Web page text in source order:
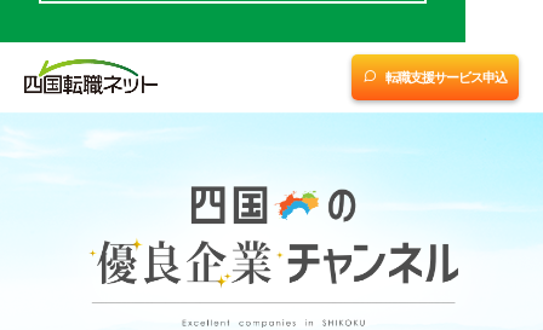
転職支援サービス申込
会社案内
香川 徳島